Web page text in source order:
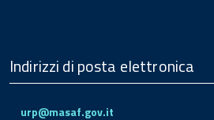
Indirizzi di posta elettronica
urp@masaf.gov.it